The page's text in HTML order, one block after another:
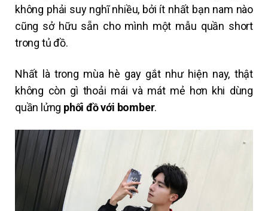
không phải suy nghĩ nhiều, bởi ít nhất bạn nam nào
cũng sở hữu sẵn cho mình một mẫu quần short
trong tủ đồ.
Nhất là trong mùa hè gay gắt như hiện nay, thật
không còn gì thoải mái và mát mẻ hơn khi dùng
quần lửng phối đồ với bomber.